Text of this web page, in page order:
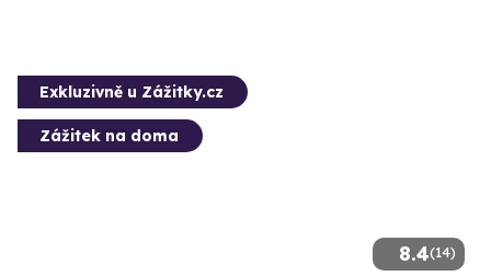
8.4(14)
Exkluzivně u Zážitky.cz
Zážitek na doma